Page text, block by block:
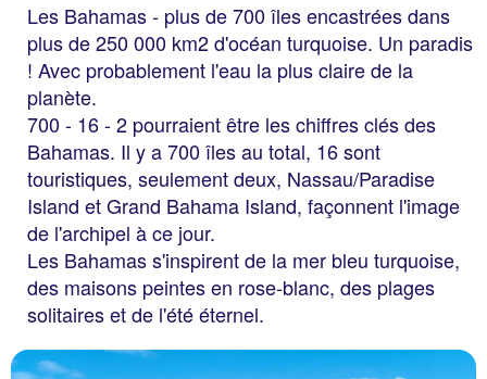
Les Bahamas - plus de 700 îles encastrées dans
plus de 250 000 km2 d'océan turquoise. Un paradis
! Avec probablement l'eau la plus claire de la
planète.
700 - 16 - 2 pourraient être les chiffres clés des
Bahamas. Il y a 700 îles au total, 16 sont
touristiques, seulement deux, Nassau/Paradise
Island et Grand Bahama Island, façonnent l'image
de l'archipel à ce jour.
Les Bahamas s'inspirent de la mer bleu turquoise,
des maisons peintes en rose-blanc, des plages
solitaires et de l'été éternel.